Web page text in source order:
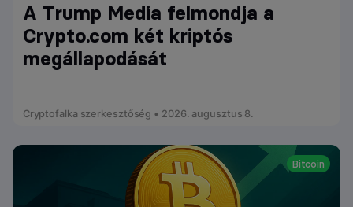
A Trump Media felmondja a
Crypto.com két kriptós
megállapodását
Cryptofalka szerkesztőség • 2026. augusztus 8.
Bitcoin